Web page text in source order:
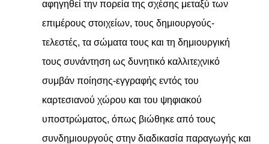
αφηγηθεί την πορεία της σχέσης μεταξύ των
επιμέρους στοιχείων, τους δημιουργούς-
τελεστές, τα σώματα τους και τη δημιουργική
τους συνάντηση ως δυνητικό καλλιτεχνικό
συμβάν ποίησης-εγγραφής εντός του
καρτεσιανού χώρου και του ψηφιακού
υποστρώματος, όπως βιώθηκε από τους
συνδημιουργούς στην διαδικασία παραγωγής και